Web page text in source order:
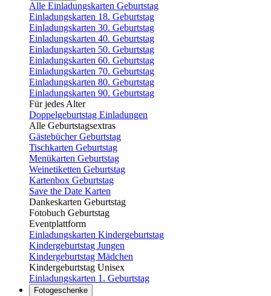
Alle Einladungskarten Geburtstag
Einladungskarten 18. Geburtstag
Einladungskarten 30. Geburtstag
Einladungskarten 40. Geburtstag
Einladungskarten 50. Geburtstag
Einladungskarten 60. Geburtstag
Einladungskarten 70. Geburtstag
Einladungskarten 80. Geburtstag
Einladungskarten 90. Geburtstag
Für jedes Alter
Doppelgeburtstag Einladungen
Alle Geburtstagsextras
Gästebücher Geburtstag
Tischkarten Geburtstag
Menükarten Geburtstag
Weinetiketten Geburtstag
Kartenbox Geburtstag
Save the Date Karten
Dankeskarten Geburtstag
Fotobuch Geburtstag
Eventplattform
Einladungskarten Kindergeburtstag
Kindergeburtstag Jungen
Kindergeburtstag Mädchen
Kindergeburtstag Unisex
Einladungskarten 1. Geburtstag
Fotogeschenke